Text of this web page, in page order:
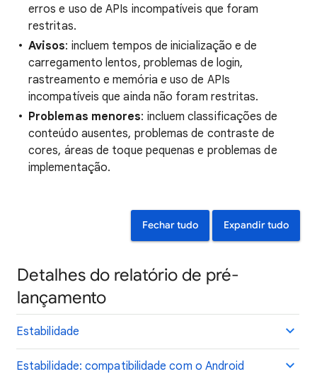
erros e uso de APIs incompatíveis que foram
restritas.
Avisos: incluem tempos de inicialização e de
carregamento lentos, problemas de login,
rastreamento e memória e uso de APIs
incompatíveis que ainda não foram restritas.
Problemas menores: incluem classificações de
conteúdo ausentes, problemas de contraste de
cores, áreas de toque pequenas e problemas de
implementação.
Fechar tudo Expandir tudo
Detalhes do relatório de pré-
lançamento
Estabilidade
Estabilidade: compatibilidade com o Android